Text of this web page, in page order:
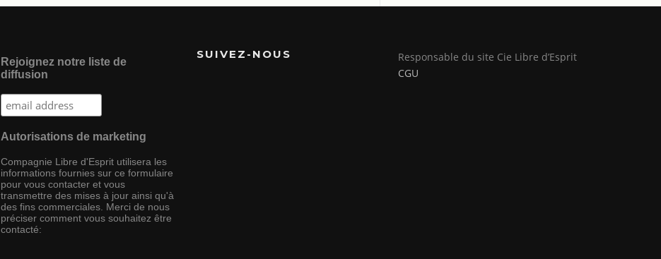
Rejoignez notre liste de
diffusion
Autorisations de marketing
Compagnie Libre d'Esprit utilisera les
informations fournies sur ce formulaire
pour vous contacter et vous
transmettre des mises à jour ainsi qu'à
des fins commerciales. Merci de nous
préciser comment vous souhaitez être
contacté:
SUIVEZ-NOUS
Responsable du site Cie Libre d’Esprit
CGU